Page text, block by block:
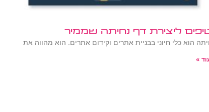
הוא כלי חיוני בבניית אתרים וקידום אתרים. הוא מהווה את
»